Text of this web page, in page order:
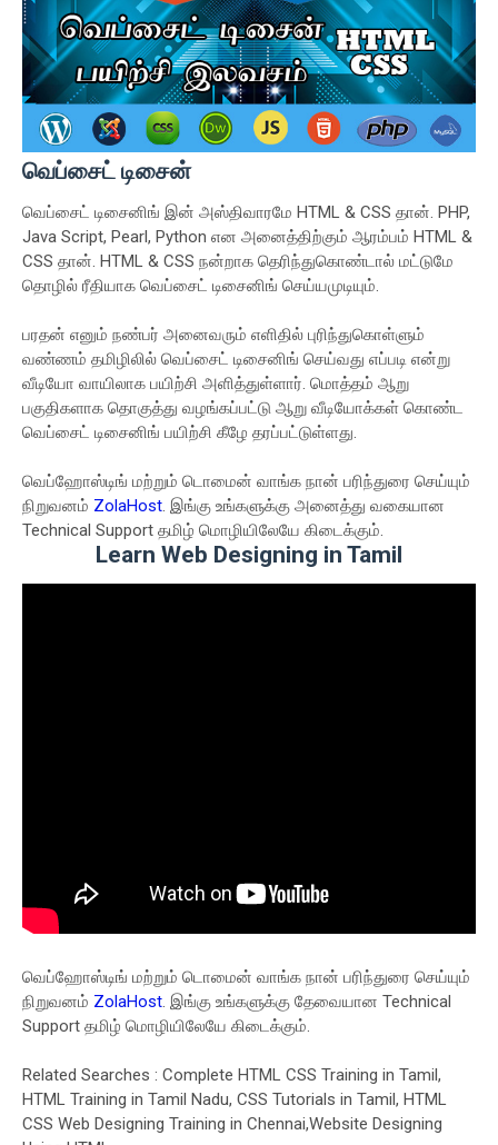
வெப்சைட் டிசைன்
வெப்சைட் டிசைனிங் இன் அஸ்திவாரமே HTML & CSS தான். PHP,
Java Script, Pearl, Python என அனைத்திற்கும் ஆரம்பம் HTML &
CSS தான். HTML & CSS நன்றாக தெரிந்துகொண்டால் மட்டுமே
தொழில் ரீதியாக வெப்சைட் டிசைனிங் செய்யமுடியும்.
பரதன் எனும் நண்பர் அனைவரும் எளிதில் புரிந்துகொள்ளும்
வண்ணம் தமிழிலில் வெப்சைட் டிசைனிங் செய்வது எப்படி என்று
வீடியோ வாயிலாக பயிற்சி அளித்துள்ளார். மொத்தம் ஆறு
பகுதிகளாக தொகுத்து வழங்கப்பட்டு ஆறு வீடியோக்கள் கொண்ட
வெப்சைட் டிசைனிங் பயிற்சி கீழே தரப்பட்டுள்ளது.
வெப்ஹோஸ்டிங் மற்றும் டொமைன் வாங்க நான் பரிந்துரை செய்யும்
நிறுவனம் ZolaHost. இங்கு உங்களுக்கு அனைத்து வகையான
Technical Support தமிழ் மொழியிலேயே கிடைக்கும்.
Learn Web Designing in Tamil
வெப்ஹோஸ்டிங் மற்றும் டொமைன் வாங்க நான் பரிந்துரை செய்யும்
நிறுவனம் ZolaHost. இங்கு உங்களுக்கு தேவையான Technical
Support தமிழ் மொழியிலேயே கிடைக்கும்.
Related Searches : Complete HTML CSS Training in Tamil,
HTML Training in Tamil Nadu, CSS Tutorials in Tamil, HTML
CSS Web Designing Training in Chennai,Website Designing